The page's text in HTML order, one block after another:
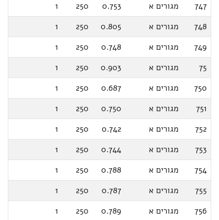
747
מגורים א 0.753
250
1
748
מגורים א 0.805
250
1
749
מגורים א 0.748
250
1
75
מגורים א 0.903
250
1
750
מגורים א 0.687
250
1
751
מגורים א 0.750
250
1
752
מגורים א 0.742
250
1
753
מגורים א 0.744
250
1
754
מגורים א 0.788
250
1
755
מגורים א 0.787
250
1
756
מגורים א 0.789
250
1